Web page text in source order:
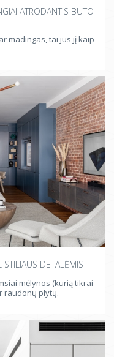
ATRODANTIS BUTO
madingas, tai jūs jį kaip
DETALĖMIS
mėlynos (kurią tikrai
raudonų plytų.